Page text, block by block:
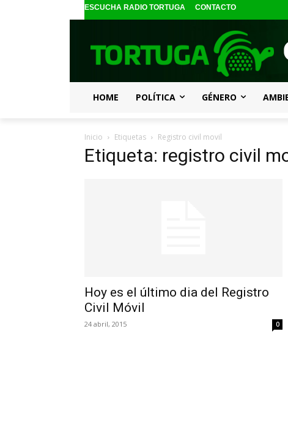
ESCUCHA RADIO TORTUGA CONTACTO
HOME POLÍTICA GÉNERO
Inicio Etiquetas Registro civil movil
Etiqueta: registro civil
Hoy es el último dia del Registro
Civil Móvil
24 abril, 2015 0